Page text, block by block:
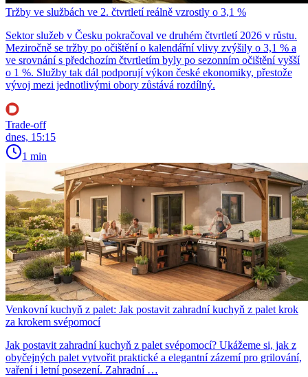
Tržby ve službách ve 2. čtvrtletí reálně vzrostly o 3,1 %
Sektor služeb v Česku pokračoval ve druhém čtvrtletí 2026 v růstu.
Meziročně se tržby po očištění o kalendářní vlivy zvýšily o 3,1 % a
ve srovnání s předchozím čtvrtletím byly po sezonním očištění vyšší
o 1 %. Služby tak dál podporují výkon české ekonomiky, přestože
vývoj mezi jednotlivými obory zůstává rozdílný.
Trade-off
dnes, 15:15
1 min
Venkovní kuchyň z palet: Jak postavit zahradní kuchyň z palet krok
za krokem svépomocí
Jak postavit zahradní kuchyň z palet svépomocí? Ukážeme si, jak z
obyčejných palet vytvořit praktické a elegantní zázemí pro grilování,
vaření i letní posezení. Zahradní …